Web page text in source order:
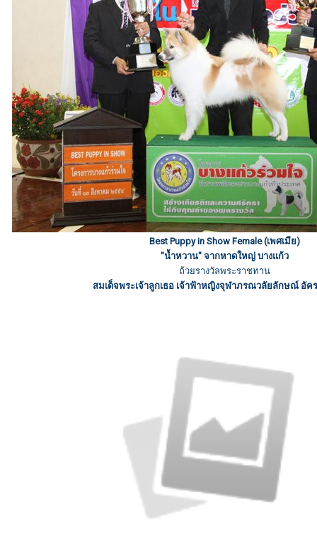
Best Puppy in Show Female (เพศเมีย)
"น้ำหวาน" จากหาดใหญ่ บางแก้ว
ถ้วยรางวัลพระราชทาน
สมเด็จพระเจ้าลูกเธอ เจ้าฟ้าหญิงจุฬาภรณวลัยลักษณ์ อัค